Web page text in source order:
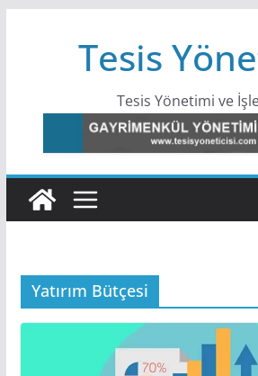
Tesis
Tesis Yönetimi ve
Yatırım Bütçesi